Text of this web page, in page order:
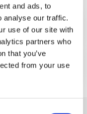
and ads, to
analyse our traffic.
use of our site with
partners who
that you’ve
from your use